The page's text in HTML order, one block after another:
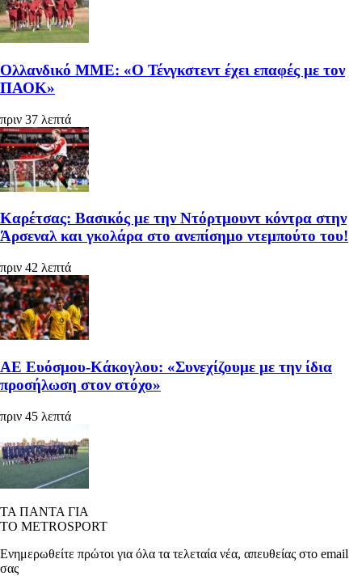
Ολλανδικό ΜΜΕ: «Ο Τένγκστεντ έχει επαφές με τον
ΠΑΟΚ»
πριν 37 λεπτά
Καρέτσας: Βασικός με την Ντόρτμουντ κόντρα στην
Άρσεναλ και γκολάρα στο ανεπίσημο ντεμπούτο του!
πριν 42 λεπτά
ΑΕ Ευόσμου-Κάκογλου: «Συνεχίζουμε με την ίδια
προσήλωση στον στόχο»
πριν 45 λεπτά
ΤΑ ΠΑΝΤΑ ΓΙΑ
ΤΟ METROSPORT
Ενημερωθείτε πρώτοι για όλα τα τελεταία νέα, απευθείας στο email
σας